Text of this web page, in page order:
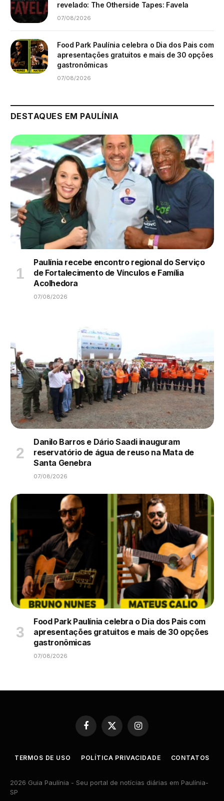
revelado: The Otherside Tapes: Favela
07/08/2026
Food Park Paulínia celebra o Dia dos Pais com
apresentações gratuitos e mais de 30 opções
gastronômicas
07/08/2026
DESTAQUES EM PAULÍNIA
Paulínia recebe encontro regional do Serviço
de Fortalecimento de Vínculos e Família
Acolhedora
07/08/2026
Danilo Barros e Dário Saadi inauguram
reservatório de água de reuso na Mata de
Santa Genebra
07/08/2026
Food Park Paulínia celebra o Dia dos Pais com
apresentações gratuitos e mais de 30 opções
gastronômicas
07/08/2026
Facebook
X
(Twitter)
Instagram
TERMOS DE USO POLÍTICA PRIVACIDADE CONTATOS
2026 Guia Paulínia - Seu portal de notícias diárias em Paulínia-
SP